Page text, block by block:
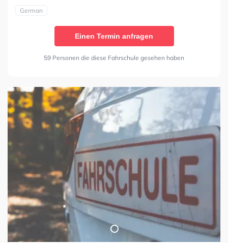
German
Einen Termin anfragen
59 Personen die diese Fahrschule gesehen haben